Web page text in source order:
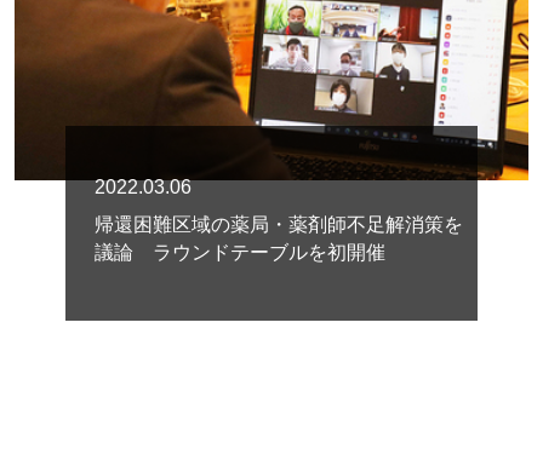
2022.03.06
帰還困難区域の薬局・薬剤師不足解消策を
議論 ラウンドテーブルを初開催